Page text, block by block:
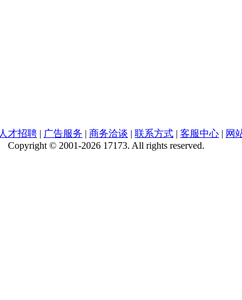
人才招聘 | 广告服务 | 商务洽谈 | 联系方式 | 客服中心 | 网
Copyright © 2001-2026 17173. All rights reserved.